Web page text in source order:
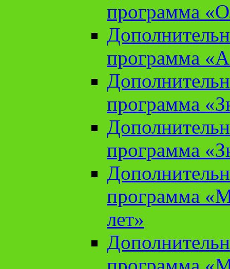
программа
программа
программа
программа
программа
лет»